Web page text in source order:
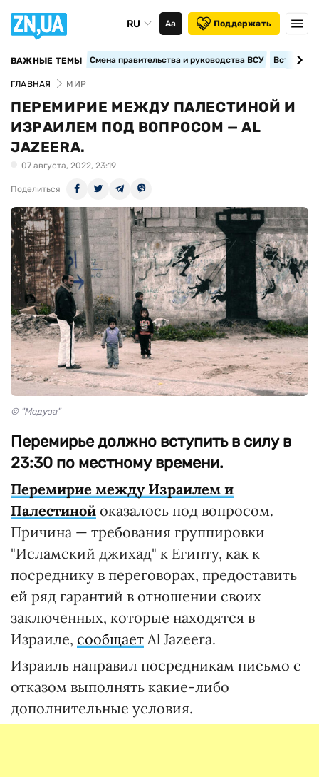
RU Аа Поддержать
ВАЖНЫЕ ТЕМЫ Смена правительства и руководства ВСУ
ГЛАВНАЯ МИР
ПЕРЕМИРИЕ МЕЖДУ ПАЛЕСТИНОЙ И
ИЗРАИЛЕМ ПОД ВОПРОСОМ — AL
JAZEERA.
07 августа, 2022, 23:19
Поделиться
© "Медуза"
Перемирье должно вступить в силу в
23:30 по местному времени.
Перемирие между Израилем и
Палестиной оказалось под вопросом.
Причина — требования группировки
"Исламский джихад" к Египту, как к
посреднику в переговорах, предоставить
ей ряд гарантий в отношении своих
заключенных, которые находятся в
Израиле, сообщает Al Jazeera.
Израиль направил посредникам письмо с
отказом выполнять какие-либо
дополнительные условия.